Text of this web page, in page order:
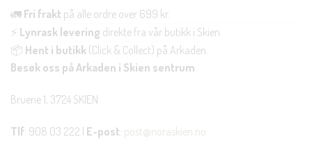
🚛 Fri frakt på alle ordre over 699 kr.
⚡ Lynrask levering direkte fra vår butikk i Skien.
📦 Hent i butikk (Click & Collect) på Arkaden.
Besøk oss på Arkaden i Skien sentrum
Bruene 1, 3724 SKIEN
Tlf: 908 03 222 | E-post: post@noraskien.no